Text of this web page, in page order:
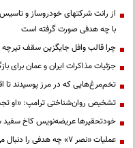
از رانت‌ شرکتهای خودروساز و
با چه هدفی صورت گرفته است
چرا قالب وافل جایگزین سقف
جزئیات مذاکرات ایران و عمان برای
تخم‌مرغ‌هایی که در مرز پوسیدند تا
تشخیص روان‌شناختی ترامپ: «او
خودتحقیرها عریضه‌نویس کاخ سفید
عملیات «نصر ۷» چه هدفی را دنبال می‌کرد؟